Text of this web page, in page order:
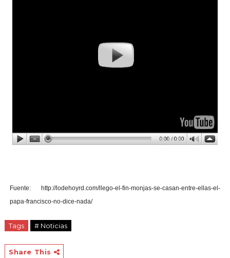
Fuente:http://lodehoyrd.com/llego-el-fin-monjas-se-casan-entre-ellas-el-
papa-francisco-no-dice-nada/
Tags # Noticias
Share This